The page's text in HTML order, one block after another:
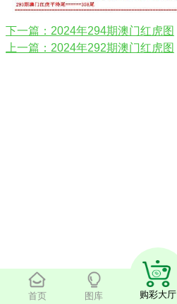
首页 图库 购彩大厅
下一篇：2024年294期澳门红虎图
上一篇：2024年292期澳门红虎图